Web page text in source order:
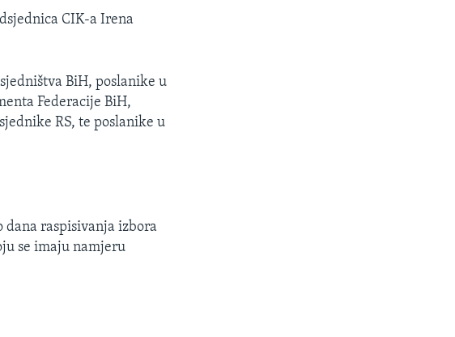
CIK-a Irena
BiH, poslanike u
Federacije BiH,
RS, te poslanike u
dana raspisivanja izbora
se imaju namjeru